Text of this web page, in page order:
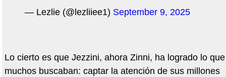
— Lezlie (@lezliiee1) September 9, 2025
Lo cierto es que Jezzini, ahora Zinni, ha logrado lo que
muchos buscaban: captar la atención de sus millones